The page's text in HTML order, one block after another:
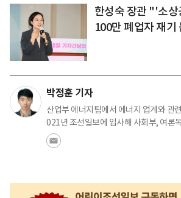
한성숙 장관 "'소
100만 폐업자 재기
박정훈 기자
산업부 에너지팀에서 에너지 업계와 관
021년 조선일보에 입사해 사회부, 여론